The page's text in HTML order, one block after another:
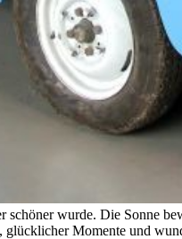
wurde. Die Sonne
Momente und